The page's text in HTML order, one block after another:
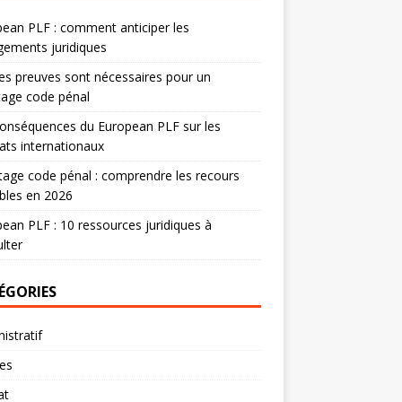
PLF : comment anticiper les
juridiques
preuves sont nécessaires pour un
code pénal
du European PLF sur les
internationaux
code pénal : comprendre les recours
en 2026
PLF : 10 ressources juridiques à